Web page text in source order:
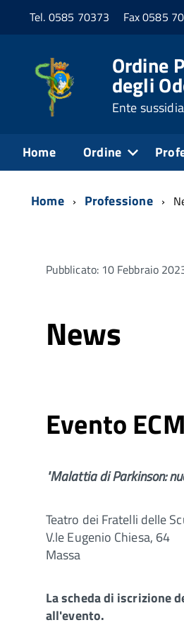
Tel. 0585 70373 Fax 0585
Ordine
degli
Ente
Home Ordine
Home Professione
Pubblicato: 10 Febbraio
News
Evento
"Malattia di Parkinson:
Teatro dei Fratelli delle
V.le Eugenio Chiesa, 64
Massa
La scheda di iscrizione
all'evento.